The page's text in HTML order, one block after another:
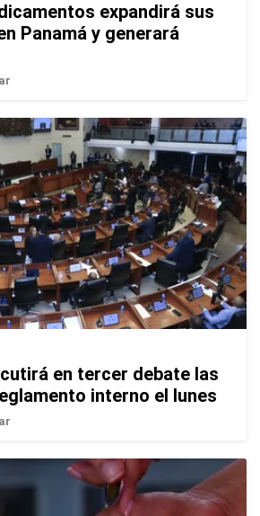
expandirá sus
Panamá y generará
en tercer debate las
interno el lunes